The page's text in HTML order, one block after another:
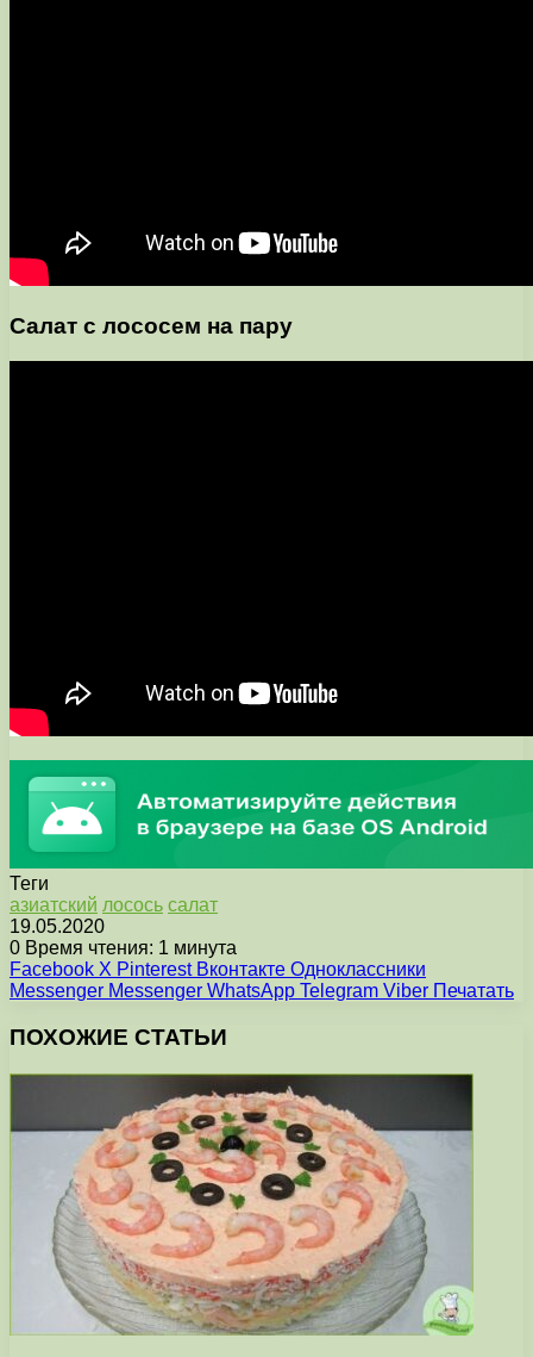
Салат с лососем на пару
Теги
азиатский лосось салат
19.05.2020
0 Время чтения: 1 минута
Facebook X Pinterest Вконтакте Одноклассники
Messenger Messenger WhatsApp Telegram Viber Печатать
ПОХОЖИЕ СТАТЬИ